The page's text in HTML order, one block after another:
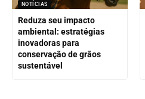
NOTÍCIAS
Reduza seu impacto
ambiental: estratégias
inovadoras para
conservação de grãos
sustentável